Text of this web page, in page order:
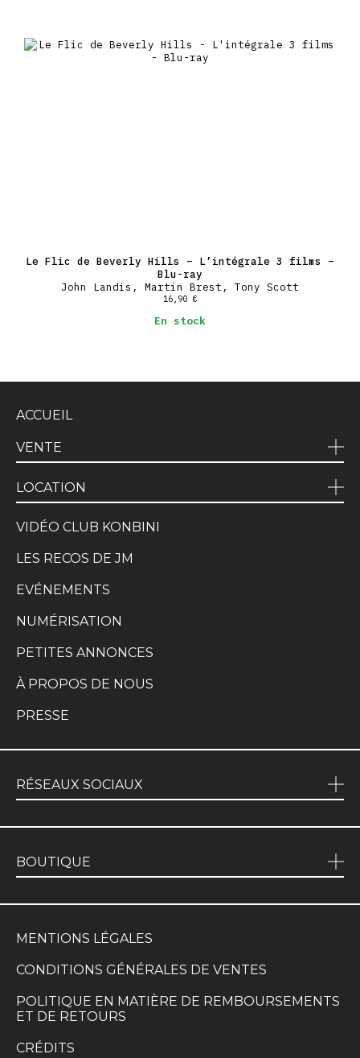
Le Flic de Beverly Hills – L’intégrale 3 films –
Blu-ray
John Landis, Martin Brest, Tony Scott
16,90 €
En stock
ACCUEIL
VENTE
LOCATION
VIDÉO CLUB KONBINI
LES RECOS DE JM
EVÉNEMENTS
NUMÉRISATION
PETITES ANNONCES
À PROPOS DE NOUS
PRESSE
RÉSEAUX SOCIAUX
BOUTIQUE
MENTIONS LÉGALES
CONDITIONS GÉNÉRALES DE VENTES
POLITIQUE EN MATIÈRE DE REMBOURSEMENTS
ET DE RETOURS
CRÉDITS